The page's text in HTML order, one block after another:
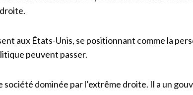
aux États-Unis, se positionnant comme la
peuvent passer.
société dominée par l’extrême droite. Il a un